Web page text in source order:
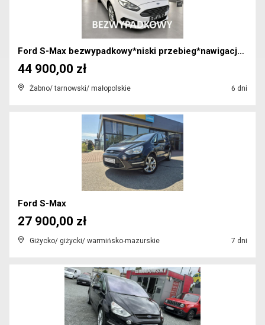
Ford S-Max bezwypadkowy*niski przebieg*nawigacja*o...
Żabno/ tarnowski/ małopolskie 6 dni
44 900,00 zł
Ford S-Max
Giżycko/ giżycki/ warmińsko-mazurskie 7 dni
27 900,00 zł